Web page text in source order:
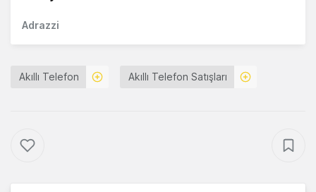
Adrazzi
Akıllı Telefon Akıllı Telefon Satışları